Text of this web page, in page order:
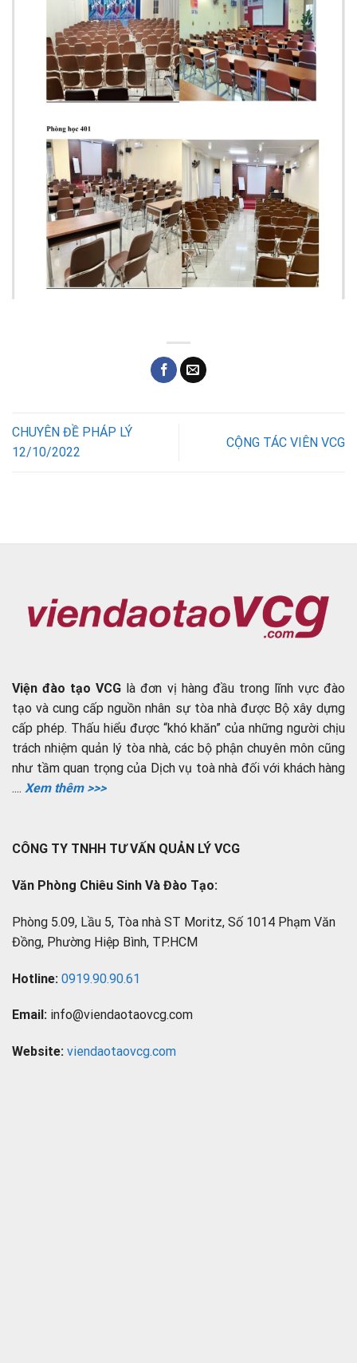
CHUYÊN ĐỀ PHÁP LÝ
12/10/2022
CỘNG TÁC VIÊN VCG
Viện đào tạo VCG là đơn vị hàng đầu trong lĩnh vực đào
tạo và cung cấp nguồn nhân sự tòa nhà được Bộ xây dựng
cấp phép. Thấu hiểu được “khó khăn” của những người chịu
trách nhiệm quản lý tòa nhà, các bộ phận chuyên môn cũng
như tầm quan trọng của Dịch vụ toà nhà đối với khách hàng
.... Xem thêm >>>
CÔNG TY TNHH TƯ VẤN QUẢN LÝ VCG
Văn Phòng Chiêu Sinh Và Đào Tạo:
Phòng 5.09, Lầu 5, Tòa nhà ST Moritz, Số 1014 Phạm Văn
Đồng, Phường Hiệp Bình, TP.HCM
Hotline: 0919.90.90.61
Email: info@viendaotaovcg.com
Website: viendaotaovcg.com